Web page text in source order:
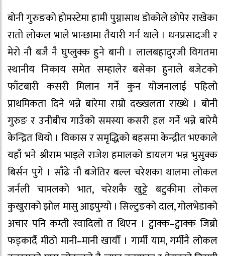
बोनी गुरुङको होमस्टेमा हामी पुग्नासाथ डोकोले छोपेर राखेका
रातो लोकल भाले भान्छामा तैयारी गर्न थाले । धनप्रसादजी र
मेरो नौ बजै नै घुप्लुक्क हुने बानी । लालबहादुरजी विगतमा
स्थानीय निकाय समेत सम्हालेर बसेका हुनाले बजेटको
फाँटबारी कसरी मिलान गर्ने कुन योजनालाई पहिलो
प्राथमिकता दिने भन्ने बारेमा राम्रो दख्खलता राख्थे । बोनी
गुरुङ र उनीबीच गाउँको समस्या कसरी हल गर्ने भन्ने बारेमै
केन्द्रित थियो । विकास र समृद्धिको बहसमा केन्द्रीत भएकाले
यहाँ भने श्रीराम भाइले राजेश हमालको डायलग भन्न भुसुक्क
बिर्सन पुगे । साँढे नौ बजेतिर बल्ल चरेशका थालमा लोकल
जर्नली चामलको भात, चरेशकै खुट्टे बटुकीमा लोकल
कुखुराको झोल मासु आइपुग्यो । सिल्टुङको दाल, गोलभेडाको
अचार पनि कम्ती स्वादिलो त थिएन । ट्वाक्क–ट्वाक्क जिब्रो
फड्कार्दै मीठो मानी–मानी खायौँ । गार्मी याम, गर्मीनै लोकल